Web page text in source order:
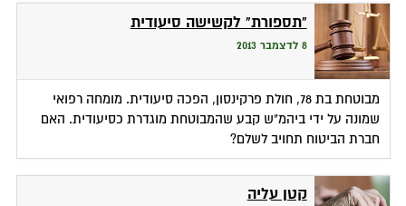
"תספורת" לקשישה סיעודית
8 לדצמבר 2013
מבוטחת בת 78, חולת פרקינסון, הפכה סיעודית. מומחה רפואי
שמונה על ידי ביהמ"ש קבע שהמבוטחת מוגדרת כסיעודית. האם
חברת הביטוח תחויב לשלם?
קטן עליה